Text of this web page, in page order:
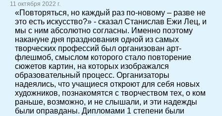
11 октября 2022 г.
«Повторяться, но каждый раз по-новому – разве не
это есть искусство?» - сказал Станислав Ежи Лец, и
мы с ним абсолютно согласны. Именно поэтому
накануне дня празднования одной из самых
творческих профессий был организован арт-
флешмоб, смыслом которого стало повторение
сюжетов картин, на которых изображался
образовательный процесс. Организаторы
надеялись, что учащиеся откроют для себя новых
художников, познакомятся с творчеством тех, о ком
раньше, возможно, и не слышали, и эти надежды
были оправданы. Дипломами 1 степени были